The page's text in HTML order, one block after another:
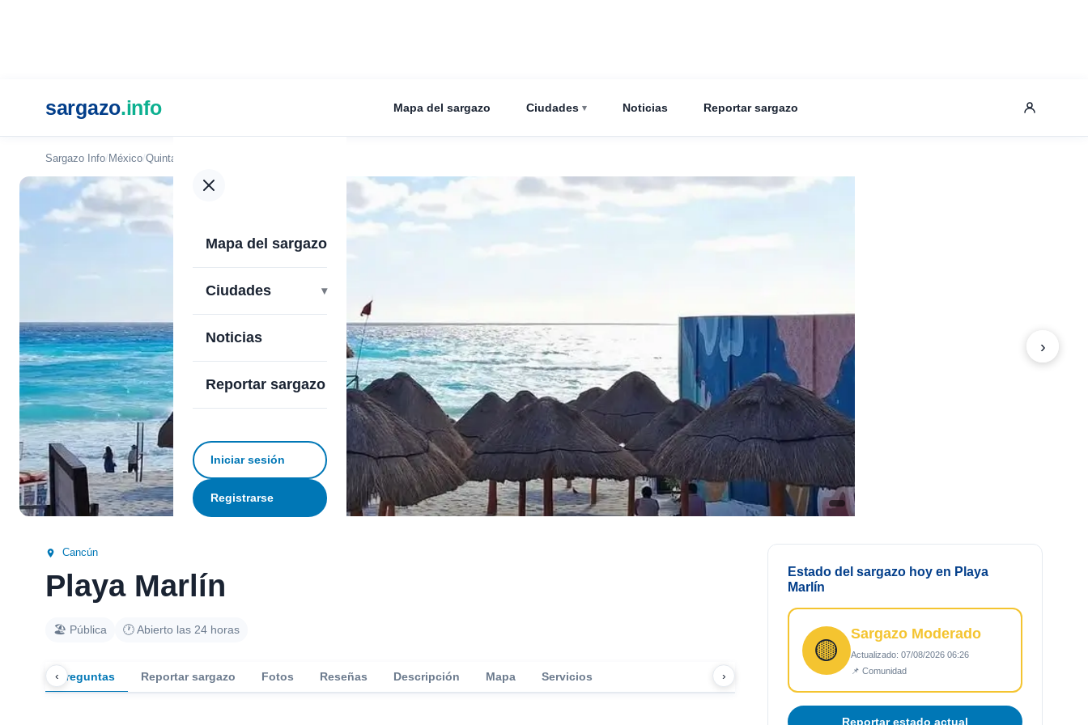
sargazo.info Mapa del sargazo Ciudades Noticias Reportar sargazo
Mapa del sargazo
Ciudades
Noticias
Reportar sargazo
Iniciar sesión
Registrarse
Sargazo Info México Quintana Roo
›
☆Guardar
↗ Compartir
Cancún
Playa Marlín
🏖️ Pública 🕐 Abierto las 24 horas
‹ Preguntas Reportar sargazo Fotos Reseñas Descripción Mapa Servicios ›
Estado del sargazo hoy en Playa
Marlín
🟡
Sargazo Moderado
Actualizado: 07/08/2026 06:26
📌 Comunidad
Reportar estado actual